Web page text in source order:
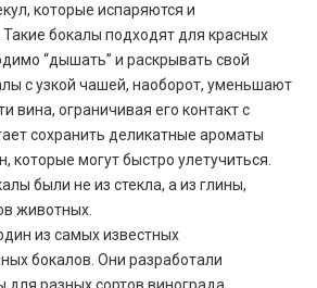
которые испаряются и
бокалы подходят для красных
“дышать” и раскрывать свой
с узкой чашей, наоборот, уменьшают
вина, ограничивая его контакт с
сохранить деликатные ароматы
которые могут быстро улетучиться.
были не из стекла, а из глины,
животных.
из самых известных
бокалов. Они разработали